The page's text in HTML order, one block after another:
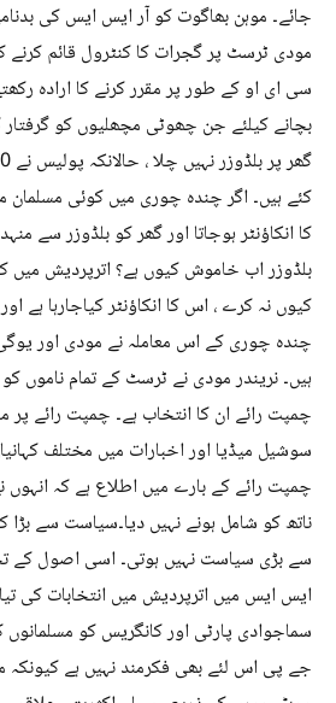
جائے۔ موہن بھاگوت کو آر ایس ایس کی
مودی ٹرسٹ پر گجرات کا کنٹرول قائم کرنے
سی ای او کے طور پر مقرر کرنے کا ارادہ
بچانے کیلئے جن چھوٹی مچھلیوں کو
کئے ہیں۔ اگر چندہ چوری میں کوئی مسلمان
کا انکاؤنٹر ہوجاتا اور گھر کو بلڈوزر سے
بلڈوزر اب خاموش کیوں ہے؟ اترپردیش میں
کیوں نہ کرے ، اس کا انکاؤنٹر کیاجارہا ہے
چندہ چوری کے اس معاملہ نے مودی اور
ہیں۔ نریندر مودی نے ٹرسٹ کے تمام ناموں
چمپت رائے ان کا انتخاب ہے۔ چمپت رائے پر
سوشیل میڈیا اور اخبارات میں مختلف
چمپت رائے کے بارے میں اطلاع ہے کہ
ناتھ کو شامل ہونے نہیں دیا۔سیاست سے
سے بڑی سیاست نہیں ہوتی۔ اسی اصول کے
ایس ایس میں اترپردیش میں انتخابات کی
سماجوادی پارٹی اور کانگریس کو
جے پی اس لئے بھی فکرمند نہیں ہے کیونکہ